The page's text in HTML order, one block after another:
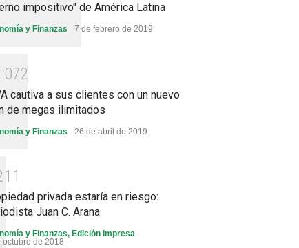
impositivo" de América Latina
y Finanzas 7 de febrero de 2019
072
cautiva a sus clientes con un nuevo
de megas ilimitados
y Finanzas 26 de abril de 2019
1 1
privada estaría en riesgo:
Juan C. Arana
y Finanzas, Edición Impresa
octubre de 2018